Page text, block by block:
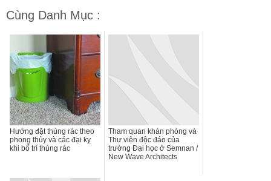
Cùng Danh Mục :
Hướng đặt thùng rác theo
phong thủy và các đại kỵ
khi bố trí thùng rác
Tham quan khán phòng và
Thư viện độc đáo của
trường Đại học ở Semnan /
New Wave Architects